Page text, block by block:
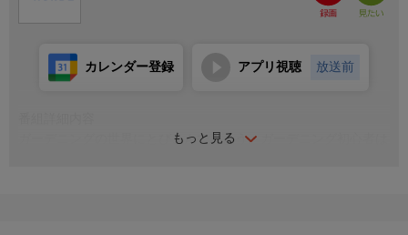
もっと見る
カレンダー登録 アプリ視聴 放送前
ガーデニングの世界にとびこんでみよう。ガーデニング初心者は